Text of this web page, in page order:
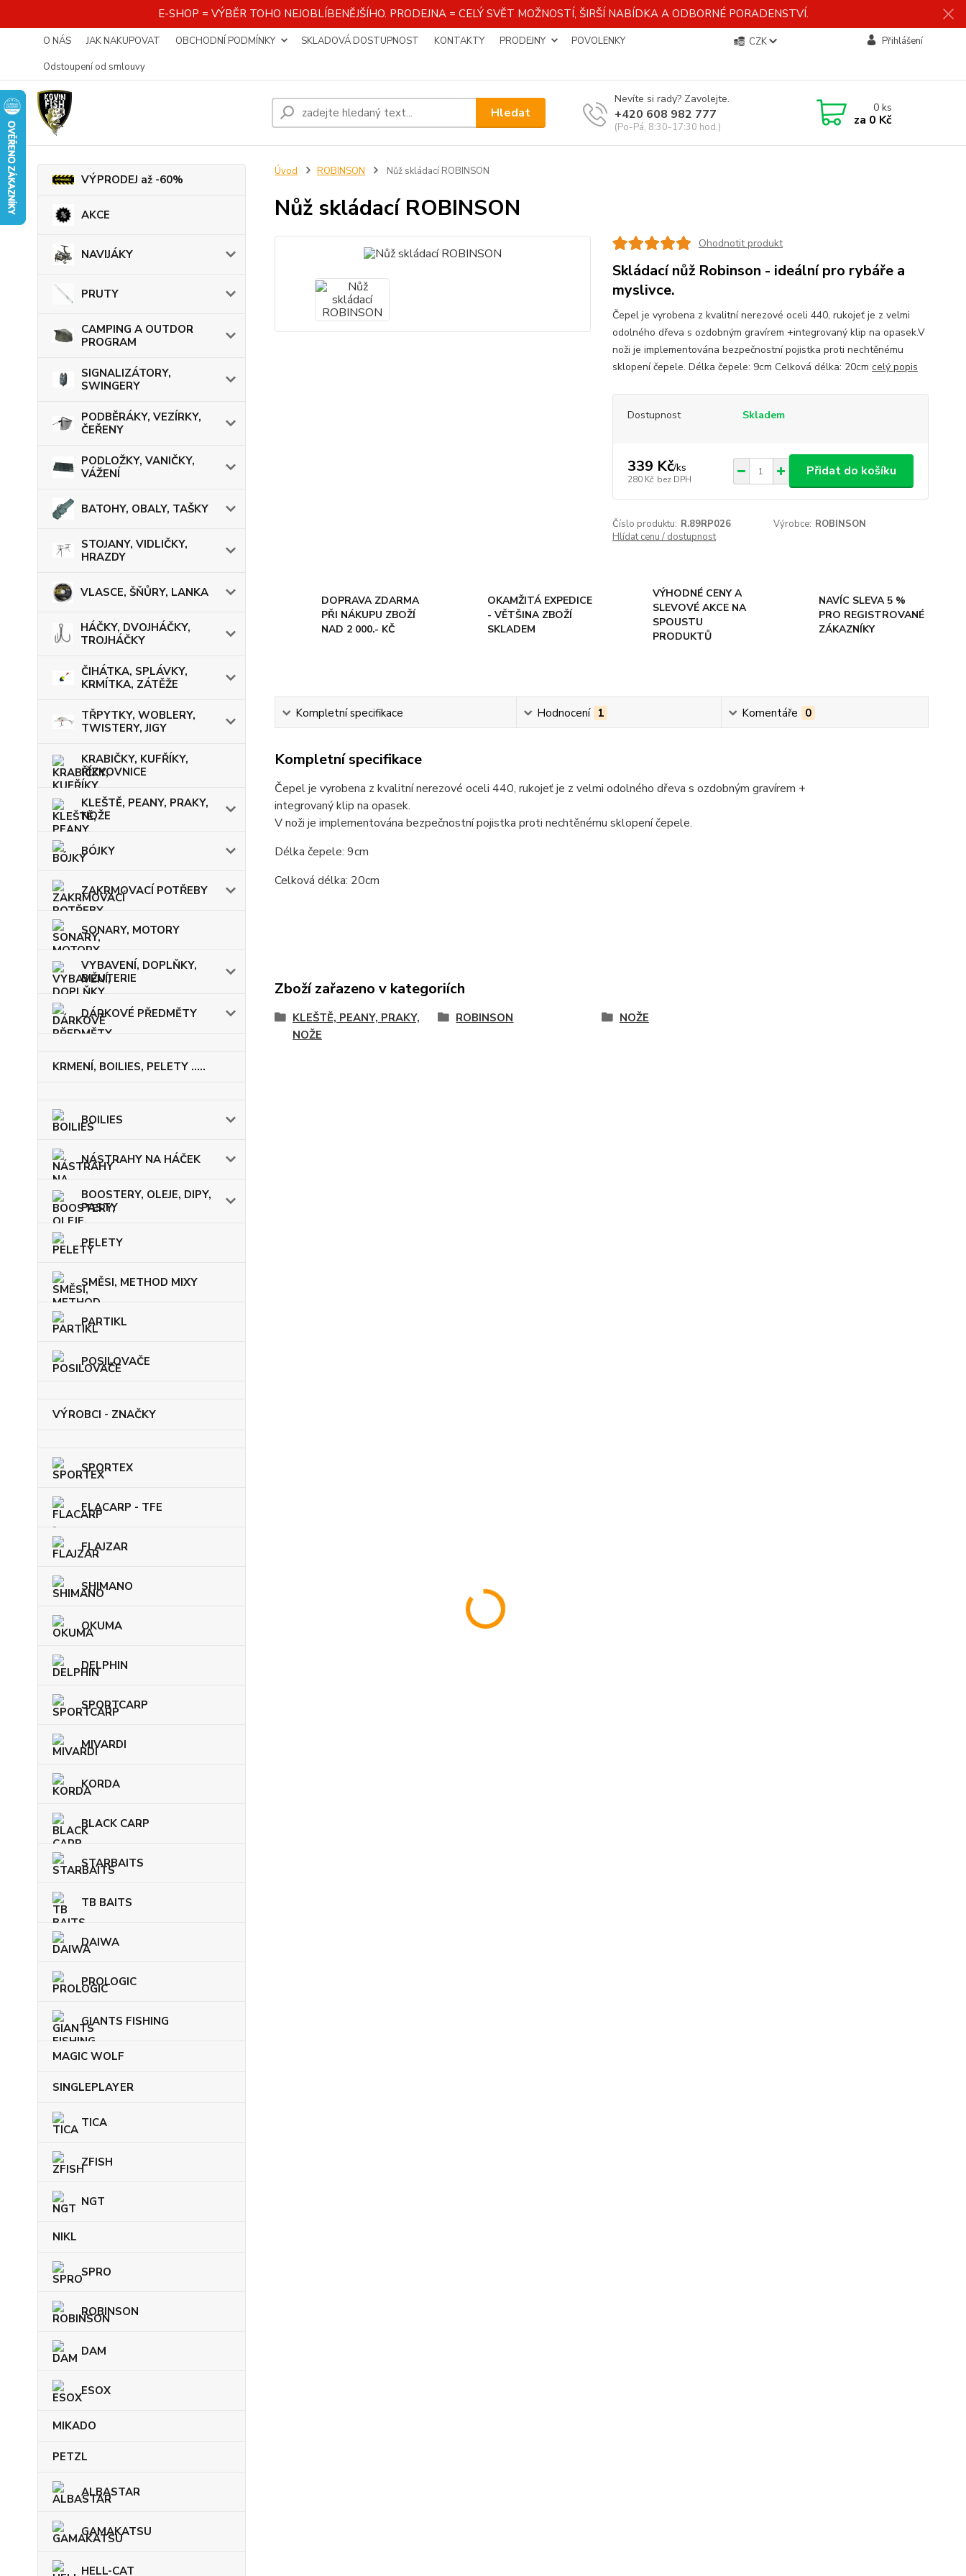
E-SHOP = VÝBĚR TOHO NEJOBLÍBENĚJŠÍHO. PRODEJNA = CELÝ SVĚT MOŽNOSTÍ, ŠIRŠÍ NABÍDKA A ODBORNÉ PORADENSTVÍ.
O NÁS JAK NAKUPOVAT OBCHODNÍ PODMÍNKY SKLADOVÁ DOSTUPNOST KONTAKTY PRODEJNY
POVOLENKY
Odstoupení od smlouvy
CZK Přihlášení
Hledat
Nevíte si rady? Zavolejte.
+420 608 982 777
(Po-Pá, 8:30-17:30 hod.)
0ks
za 0 Kč
VÝPRODEJ až -60%
AKCE
NAVIJÁKY
PRUTY
CAMPING A OUTDOR
PROGRAM
SIGNALIZÁTORY,
SWINGERY
PODBĚRÁKY, VEZÍRKY,
ČEŘENY
PODLOŽKY, VANIČKY,
VÁŽENÍ
BATOHY, OBALY, TAŠKY
STOJANY, VIDLIČKY,
HRAZDY
VLASCE, ŠŇŮRY, LANKA
HÁČKY, DVOJHÁČKY,
TROJHÁČKY
ČIHÁTKA, SPLÁVKY,
KRMÍTKA, ZÁTĚŽE
TŘPYTKY, WOBLERY,
TWISTERY, JIGY
KRABIČKY, KUFŘÍKY,
ŘÍZKOVNICE
KLEŠTĚ, PEANY, PRAKY,
NOŽE
BÓJKY
ZAKRMOVACÍ POTŘEBY
SONARY, MOTORY
VYBAVENÍ, DOPLŇKY,
BIŽUTERIE
DÁRKOVÉ PŘEDMĚTY
KRMENÍ, BOILIES, PELETY .....
BOILIES
NÁSTRAHY NA HÁČEK
BOOSTERY, OLEJE, DIPY,
PASTY
PELETY
SMĚSI, METHOD MIXY
PARTIKL
POSILOVAČE
VÝROBCI - ZNAČKY
SPORTEX
FLACARP - TFE
FLAJZAR
SHIMANO
OKUMA
DELPHIN
SPORTCARP
MIVARDI
KORDA
BLACK CARP
STARBAITS
TB BAITS
DAIWA
PROLOGIC
GIANTS FISHING
MAGIC WOLF
SINGLEPLAYER
TICA
ZFISH
NGT
NIKL
SPRO
ROBINSON
DAM
ESOX
MIKADO
PETZL
ALBASTAR
GAMAKATSU
HELL-CAT
Úvod ROBINSON Nůž skládací ROBINSON
Nůž skládací ROBINSON
Ohodnotit produkt
Skládací nůž Robinson - ideální pro rybáře a
myslivce.
Čepel je vyrobena z kvalitní nerezové oceli 440, rukojeť je z velmi
odolného dřeva s ozdobným gravírem +integrovaný klip na opasek.V
noži je implementována bezpečnostní pojistka proti nechtěnému
sklopení čepele. Délka čepele: 9cm Celková délka: 20cm celý popis
Dostupnost Skladem
339 Kč/ks
280 Kč bez DPH
Přidat do košíku
Číslo produktu: R.89RP026 Výrobce: ROBINSON
Hlídat cenu / dostupnost
DOPRAVA ZDARMA
PŘI NÁKUPU ZBOŽÍ
NAD 2 000.- KČ
OKAMŽITÁ EXPEDICE
- VĚTŠINA ZBOŽÍ
SKLADEM
VÝHODNÉ CENY A
SLEVOVÉ AKCE NA
SPOUSTU
PRODUKTŮ
NAVÍC SLEVA 5 %
PRO REGISTROVANÉ
ZÁKAZNÍKY
Kompletní specifikace Hodnocení 1 Komentáře 0
Kompletní specifikace
Čepel je vyrobena z kvalitní nerezové oceli 440, rukojeť je z velmi odolného dřeva s ozdobným gravírem +
integrovaný klip na opasek.
V noži je implementována bezpečnostní pojistka proti nechtěnému sklopení čepele.
Délka čepele: 9cm
Celková délka: 20cm
Zboží zařazeno v kategoriích
KLEŠTĚ, PEANY, PRAKY,
NOŽE
ROBINSON NOŽE